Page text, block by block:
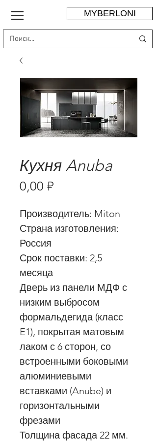
MYBERLONI
Кухня Anuba
0,00 ₽
Производитель: Miton
Страна изготовления:
Россия
Срок поставки: 2,5
месяца
Дверь из панели МДФ с
низким выбросом
формальдегида (класс
E1), покрытая матовым
лаком с 6 сторон, со
встроенными боковыми
алюминиевыми
вставками (Anube) и
горизонтальными
фрезами
Толщина фасада 22 мм.